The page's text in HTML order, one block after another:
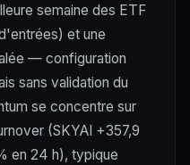
semaine des ETF
et une
— configuration
sans validation du
se concentre sur
(SKYAI +357,9
en 24 h), typique